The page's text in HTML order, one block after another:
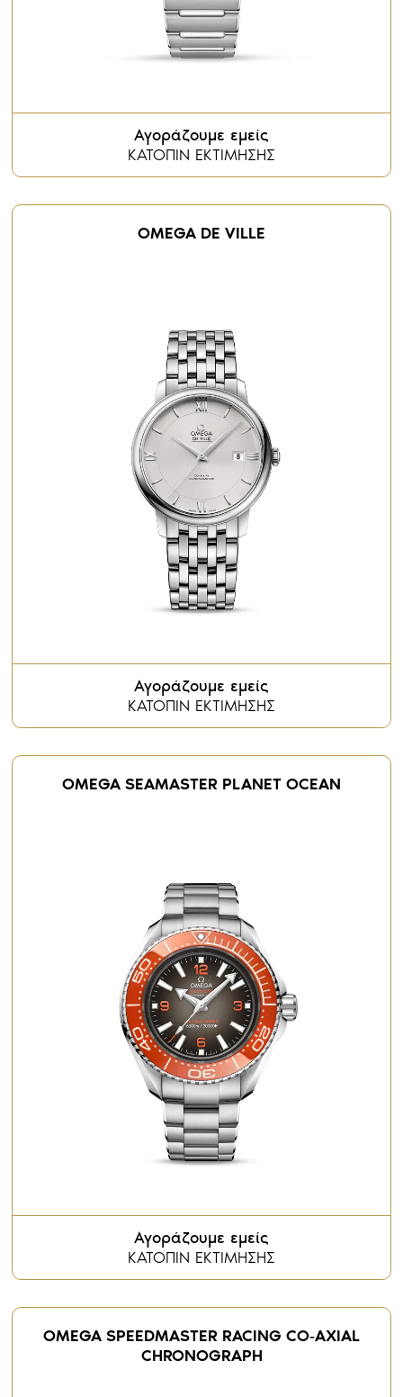
Αγοράζουμε εμείς
ΚΑΤΟΠΙΝ ΕΚΤΙΜΗΣΗΣ
OMEGA DE VILLE
Αγοράζουμε εμείς
ΚΑΤΟΠΙΝ ΕΚΤΙΜΗΣΗΣ
OMEGA SEAMASTER PLANET OCEAN
Αγοράζουμε εμείς
ΚΑΤΟΠΙΝ ΕΚΤΙΜΗΣΗΣ
OMEGA SPEEDMASTER RACING CO‑AXIAL
CHRONOGRAPH